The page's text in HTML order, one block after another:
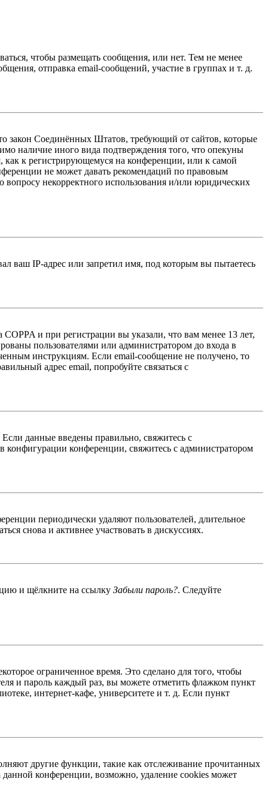
чтобы размещать сообщения, или нет. Тем не менее
отправка email-сообщений, участие в группах и т. д.
закон Соединённых Штатов, требующий от сайтов, которые
наличие иного вида подтверждения того, что опекуны
к регистрирующемуся на конференции, или к самой
не может давать рекомендаций по правовым
некорректного использования и/или юридических
ваш IP-адрес или запретил имя, под которым вы пытаетесь
и при регистрации вы указали, что вам менее 13 лет,
пользователями или администратором до входа в
инструкциям. Если email-сообщение не получено, то
адрес email, попробуйте связаться с
данные введены правильно, свяжитесь с
конференции, свяжитесь с администратором
периодически удаляют пользователей, длительное
снова и активнее участвовать в дискуссиях.
и щёлкните на ссылку Забыли пароль?. Следуйте
ограниченное время. Это сделано для того, чтобы
и пароль каждый раз, вы можете отметить флажком пункт
интернет-кафе, университете и т. д. Если пункт
другие функции, такие как отслеживание прочитанных
конференции, возможно, удаление cookies может